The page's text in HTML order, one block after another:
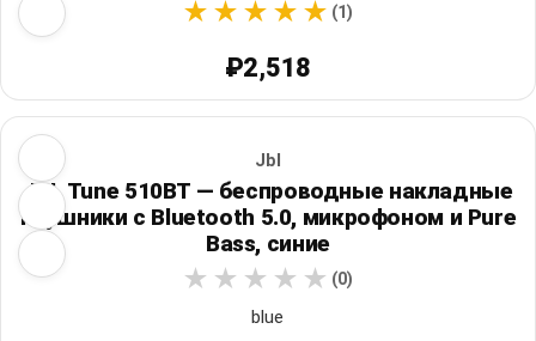
(1)
₽2,518
Jbl
JBL Tune 510BT — беспроводные накладные
наушники с Bluetooth 5.0, микрофоном и Pure
Bass, синие
(0)
blue